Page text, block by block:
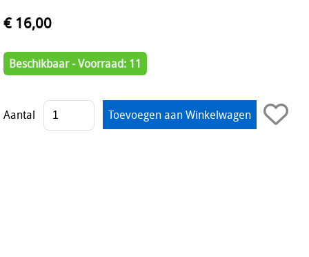
€ 16,00
Beschikbaar - Voorraad: 11
Aantal